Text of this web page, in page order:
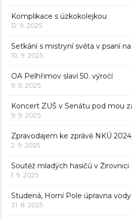
Komplikace s úzkokolejkou
12. 9. 2025
Setkání s mistryní světa v psaní
10. 9. 2025
OA Pelhřimov slaví 50. výročí
9. 9. 2025
Koncert ZUŠ v Senátu pod mou
9. 9. 2025
Zpravodajem ke zprávě NKÚ 2024
2. 9. 2025
Soutěž mladých hasičů v Žirovnici
1. 9. 2025
Studená, Horní Pole úpravna vody
31. 8. 2025